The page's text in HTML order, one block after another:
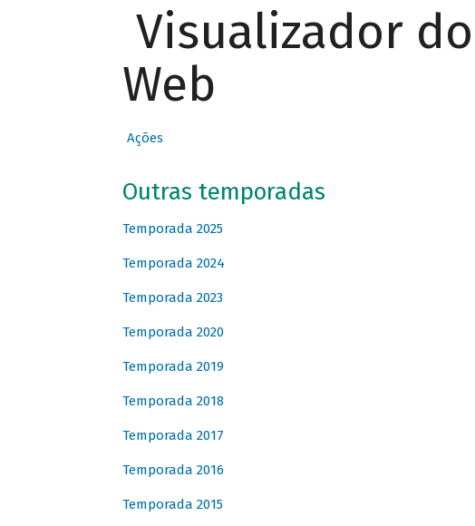
Visualizador
Web
Ações
Outras temporadas
Temporada 2025
Temporada 2024
Temporada 2023
Temporada 2020
Temporada 2019
Temporada 2018
Temporada 2017
Temporada 2016
Temporada 2015